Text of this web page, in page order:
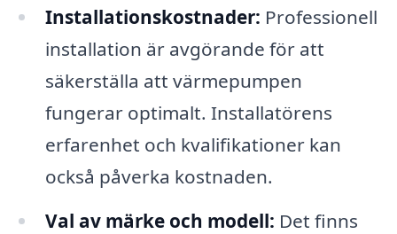
Installationskostnader: Professionell
installation är avgörande för att
säkerställa att värmepumpen
fungerar optimalt. Installatörens
erfarenhet och kvalifikationer kan
också påverka kostnaden.
Val av märke och modell: Det finns